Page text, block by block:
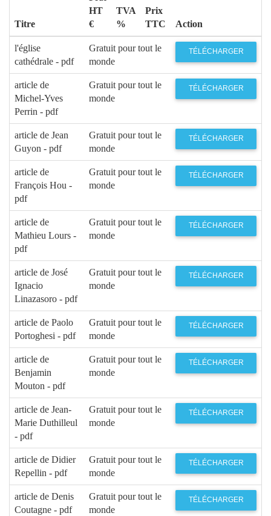
Titre
HT
€
TVA
%
Prix
TTC
Action
l'église
cathédrale - pdf
Gratuit pour tout le
monde
TÉLÉCHARGER
article de
Michel-Yves
Perrin - pdf
Gratuit pour tout le
monde
TÉLÉCHARGER
article de Jean
Guyon - pdf
Gratuit pour tout le
monde
TÉLÉCHARGER
article de
François Hou -
pdf
Gratuit pour tout le
monde
TÉLÉCHARGER
article de
Mathieu Lours -
pdf
Gratuit pour tout le
monde
TÉLÉCHARGER
article de José
Ignacio
Linazasoro - pdf
Gratuit pour tout le
monde
TÉLÉCHARGER
article de Paolo
Portoghesi - pdf
Gratuit pour tout le
monde
TÉLÉCHARGER
article de
Benjamin
Mouton - pdf
Gratuit pour tout le
monde
TÉLÉCHARGER
article de Jean-
Marie Duthilleul
- pdf
Gratuit pour tout le
monde
TÉLÉCHARGER
article de Didier
Repellin - pdf
Gratuit pour tout le
monde
TÉLÉCHARGER
article de Denis
Coutagne - pdf
Gratuit pour tout le
monde
TÉLÉCHARGER